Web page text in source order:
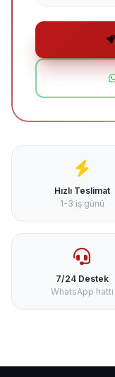
Hızlı Teslimat
1-3 iş günü
7/24 Destek
WhatsApp hattı